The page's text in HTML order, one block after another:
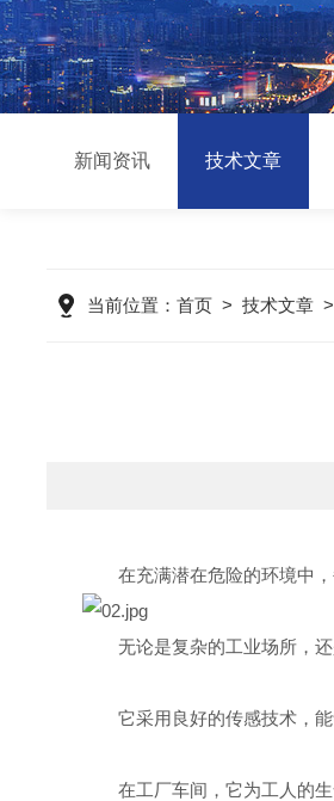
新闻资讯 技术文章
当前位置： 首页 > 技术文章 >
在充满潜在危险的环境中，
无论是复杂的工业场所，还
它采用良好的传感技术，能
在工厂车间，它为工人的生